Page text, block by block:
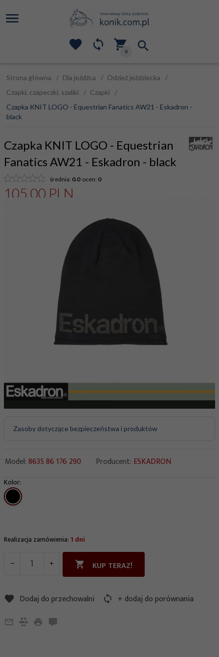
0
Strona główna Dla jeźdźca
Odzież jeździecka
Czapki, czapeczki, szaliki
Czapki
Czapka KNIT LOGO - Equestrian Fanatics AW21 - Eskadron -
black
Czapka KNIT LOGO - Equestrian
Fanatics AW21 - Eskadron - black
średnia: 0.0ocen: 0
105, 00 PLN
Zasoby dotyczące bezpieczeństwa i produktów
Model:8635 86 176 290 Producent: ESKADRON
Kolor:
Realizacja zamówienia: 1 dni
KUP TERAZ!
Dodaj do przechowalni + dodaj do porównania